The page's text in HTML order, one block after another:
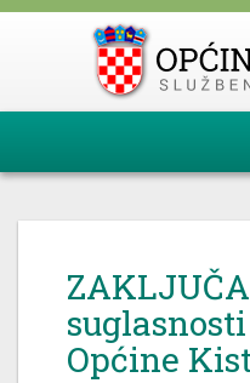
Općine